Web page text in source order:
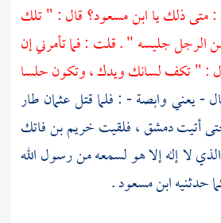
متى ذلك ياابن مسعود؟قال : " تلك
الرجل جليسه " . قلت : فما تأمرني إن
: " تكف لسانك ويدك ، وتكون حلسا
- يعنيوابصة- : فلما قتلعثمانطار
أتيتدمشق ،فلقيتخريم بن فاتك
لا إله إلا هو لسمعه من رسول الله
حدثنيهابن مسعود.